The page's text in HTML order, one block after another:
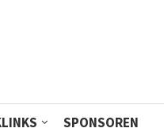
SPONSOREN